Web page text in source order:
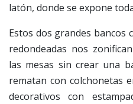
latón, donde se expone
Estos dos grandes bancos
redondeadas nos
las mesas sin crear una
rematan con colchonetas
decorativos con